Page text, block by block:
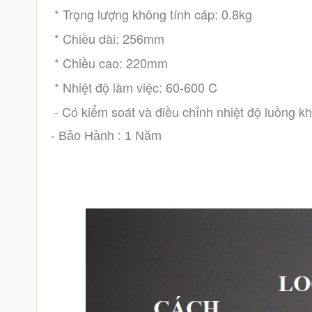
* Trọng lượng không tính cáp: 0.8kg
* Chiều dài: 256mm
* Chiều cao: 220mm
* Nhiệt độ làm việc: 60-600 C
- Có kiểm soát và điều chỉnh nhiệt độ luồng
- Bảo Hành : 1 Năm